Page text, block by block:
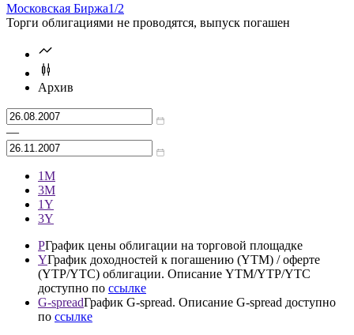
Московская Биржа1/2
Торги облигациями не проводятся, выпуск погашен
Архив
—
1М
3М
1Y
3Y
PГрафик цены облигации на торговой площадке
YГрафик доходностей к погашению (YTM) / оферте
(YTP/YTC) облигации. Описание YTM/YTP/YTC
доступно по ссылке
G-spreadГрафик G-spread. Описание G-spread доступно
по ссылке